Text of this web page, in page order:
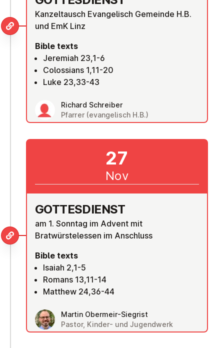
Kanzeltausch Evangelisch Gemeinde H.B.
und EmK Linz
Bible texts
Jeremiah 23,1-6
Colossians 1,11-20
Luke 23,33-43
Richard Schreiber
Pfarrer (evangelisch H.B.)
GOTTES­DI­ENST
am 1. Sonntag im Advent mit
Bratwürstelessen im Anschluss
Bible texts
Isaiah 2,1-5
Romans 13,11-14
Matthew 24,36-44
Martin Obermeir-Siegrist
Pastor, Kinder- und Jugendwerk
27
Nov